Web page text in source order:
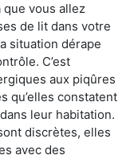
que vous allez
de lit dans votre
situation dérape
C’est
aux piqûres
qu’elles constatent
leur habitation.
discrètes, elles
avec des